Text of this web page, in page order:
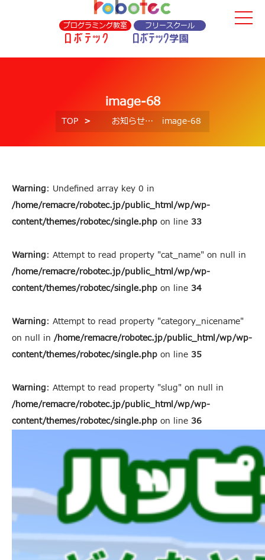
プログラミング教室 フリースクール
image-68
TOP お知らせ image-68
Warning: Undefined array key 0 in
/home/remacre/robotec.jp/public_html/wp/wp-
content/themes/robotec/single.php on line 33
Warning: Attempt to read property "cat_name" on null in
/home/remacre/robotec.jp/public_html/wp/wp-
content/themes/robotec/single.php on line 34
Warning: Attempt to read property "category_nicename"
on null in /home/remacre/robotec.jp/public_html/wp/wp-
content/themes/robotec/single.php on line 35
Warning: Attempt to read property "slug" on null in
/home/remacre/robotec.jp/public_html/wp/wp-
content/themes/robotec/single.php on line 36